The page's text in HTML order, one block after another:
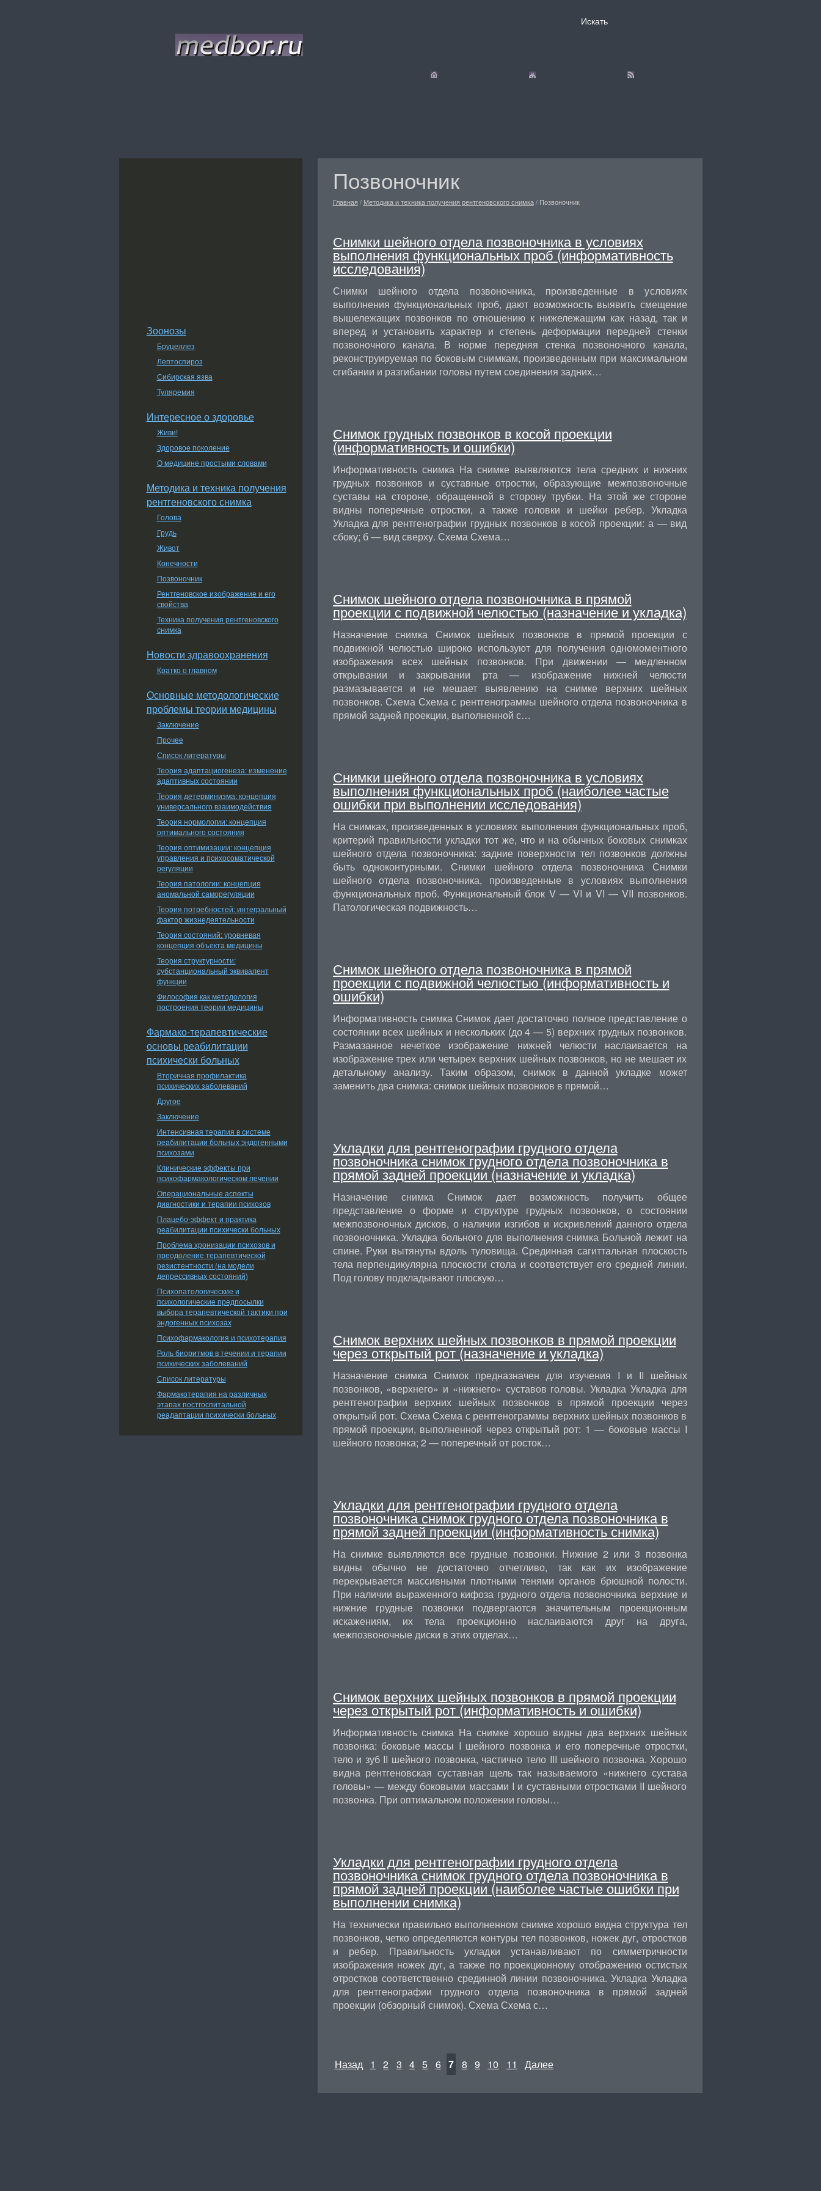
Позвоночник
Главная / Методика и техника получения рентгеновского снимка/ Позвоночник
Снимки шейного отдела позвоночника в условиях
выполнения функциональных проб (информативность
исследования)
Снимки шейного отдела позвоночника, произведенные в условиях
выполнения функциональных проб, дают возможность выявить смещение
вышележащих позвонков по отношению к нижележащим как назад, так и
вперед и установить характер и степень деформации передней стенки
позвоночного канала. В норме передняя стенка позвоночного канала,
реконструируемая по боковым снимкам, произведенным при максимальном
сгибании и разгибании головы путем соединения задних…
Снимок грудных позвонков в косой проекции
(информативность и ошибки)
Информативность снимка На снимке выявляются тела средних и нижних
грудных позвонков и суставные отростки, образующие межпозвоночные
суставы на стороне, обращенной в сторону трубки. На этой же стороне
видны поперечные отростки, а также головки и шейки ребер. Укладка
Укладка для рентгенографии грудных позвонков в косой проекции: а — вид
сбоку; б — вид сверху. Схема Схема…
Снимок шейного отдела позвоночника в прямой
проекции с подвижной челюстью (назначение и укладка)
Назначение снимка Снимок шейных позвонков в прямой проекции с
подвижной челюстью широко используют для получения одномоментного
изображения всех шейных позвонков. При движении — медленном
открывании и закрывании рта — изображение нижней челюсти
размазывается и не мешает выявлению на снимке верхних шейных
позвонков. Схема Схема с рентгенограммы шейного отдела позвоночника в
прямой задней проекции, выполненной с…
Снимки шейного отдела позвоночника в условиях
выполнения функциональных проб (наиболее частые
ошибки при выполнении исследования)
На снимках, произведенных в условиях выполнения функциональных проб,
критерий правильности укладки тот же, что и на обычных боковых снимках
шейного отдела позвоночника: задние поверхности тел позвонков должны
быть одноконтурными. Снимки шейного отдела позвоночника Снимки
шейного отдела позвоночника, произведенные в условиях выполнения
функциональных проб. Функциональный блок V — VI и VI — VII позвонков.
Патологическая подвижность…
Снимок шейного отдела позвоночника в прямой
проекции с подвижной челюстью (информативность и
ошибки)
Информативность снимка Снимок дает достаточно полное представление о
состоянии всех шейных и нескольких (до 4 — 5) верхних грудных позвонков.
Размазанное нечеткое изображение нижней челюсти наслаивается на
изображение трех или четырех верхних шейных позвонков, но не мешает их
детальному анализу. Таким образом, снимок в данной укладке может
заменить два снимка: снимок шейных позвонков в прямой…
Укладки для рентгенографии грудного отдела
позвоночника снимок грудного отдела позвоночника в
прямой задней проекции (назначение и укладка)
Назначение снимка Снимок дает возможность получить общее
представление о форме и структуре грудных позвонков, о состоянии
межпозвоночных дисков, о наличии изгибов и искривлений данного отдела
позвоночника. Укладка больного для выполнения снимка Больной лежит на
спине. Руки вытянуты вдоль туловища. Срединная сагиттальная плоскость
тела перпендикулярна плоскости стола и соответствует его средней линии.
Под голову подкладывают плоскую…
Снимок верхних шейных позвонков в прямой проекции
через открытый рот (назначение и укладка)
Назначение снимка Снимок предназначен для изучения I и II шейных
позвонков, «верхнего» и «нижнего» суставов головы. Укладка Укладка для
рентгенографии верхних шейных позвонков в прямой проекции через
открытый рот. Схема Схема с рентгенограммы верхних шейных позвонков в
прямой проекции, выполненной через открытый рот: 1 — боковые массы I
шейного позвонка; 2 — поперечный от росток…
Укладки для рентгенографии грудного отдела
позвоночника снимок грудного отдела позвоночника в
прямой задней проекции (информативность снимка)
На снимке выявляются все грудные позвонки. Нижние 2 или 3 позвонка
видны обычно не достаточно отчетливо, так как их изображение
перекрывается массивными плотными тенями органов брюшной полости.
При наличии выраженного кифоза грудного отдела позвоночника верхние и
нижние грудные позвонки подвергаются значительным проекционным
искажениям, их тела проекционно наслаиваются друг на друга,
межпозвоночные диски в этих отделах…
Снимок верхних шейных позвонков в прямой проекции
через открытый рот (информативность и ошибки)
Информативность снимка На снимке хорошо видны два верхних шейных
позвонка: боковые массы I шейного позвонка и его поперечные отростки,
тело и зуб II шейного позвонка, частично тело III шейного позвонка. Хорошо
видна рентгеновская суставная щель так называемого «нижнего сустава
головы» — между боковыми массами I и суставными отростками II шейного
позвонка. При оптимальном положении головы…
Укладки для рентгенографии грудного отдела
позвоночника снимок грудного отдела позвоночника в
прямой задней проекции (наиболее частые ошибки при
выполнении снимка)
На технически правильно выполненном снимке хорошо видна структура тел
позвонков, четко определяются контуры тел позвонков, ножек дуг, отростков
и ребер. Правильность укладки устанавливают по симметричности
изображения ножек дуг, а также по проекционному отображению остистых
отростков соответственно срединной линии позвоночника. Укладка Укладка
для рентгенографии грудного отдела позвоночника в прямой задней
проекции (обзорный снимок). Схема Схема с…
Назад 1 2 3 4 5 6 7 8 9 10 11 Далее
Зоонозы
Бруцеллез
Лептоспироз
Сибирская язва
Туляремия
Интересное о здоровье
Живи!
Здоровое поколение
О медицине простыми словами
Методика и техника получения
рентгеновского снимка
Голова
Грудь
Живот
Конечности
Позвоночник
Рентгеновское изображение и его
свойства
Техника получения рентгеновского
снимка
Новости здравоохранения
Кратко о главном
Основные методологические
проблемы теории медицины
Заключение
Прочее
Список литературы
Теория адаптациогенеза: изменение
адаптивных состоянии
Теория детерминизма: концепция
универсального взаимодействия
Теория нормологии: концепция
оптимального состояния
Теория оптимизации: концепция
управления и психосоматической
регуляции
Теория патологии: концепция
аномальной саморегуляции
Теория потребностей: интегральный
фактор жизнедеятельности
Теория состояний: уровневая
концепция объекта медицины
Теория структурности:
субстанциональный эквивалент
функции
Философия как методология
построения теории медицины
Фармако-терапевтические
основы реабилитации
психически больных
Вторичная профилактика
психических заболеваний
Другое
Заключение
Интенсивная терапия в системе
реабилитации больных эндогенными
психозами
Клинические эффекты при
психофармакологическом лечении
Операциональные аспекты
диагностики и терапии психозов
Плацебо-эффект и практика
реабилитации психически больных
Проблема хронизации психозов и
преодоление терапевтической
резистентности (на модели
депрессивных состояний)
Психопатологические и
психологические предпосылки
выбора терапевтической тактики при
эндогенных психозах
Психофармакология и психотерапия
Роль биоритмов в течении и терапии
психических заболеваний
Список литературы
Фармакотерапия на различных
этапах постгоспитальной
реадаптации психически больных